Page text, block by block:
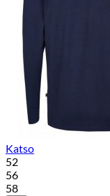
Katso
52
56
58